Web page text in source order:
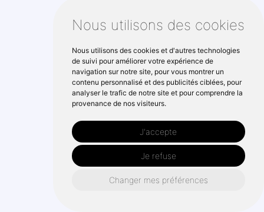
Nous utilisons des cookies
Nous utilisons des cookies et d'autres technologies
de suivi pour améliorer votre expérience de
navigation sur notre site, pour vous montrer un
contenu personnalisé et des publicités ciblées, pour
analyser le trafic de notre site et pour comprendre la
provenance de nos visiteurs.
J'accepte
Je refuse
Changer mes préférences